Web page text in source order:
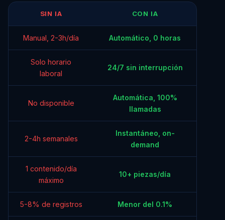
SIN IA CON IA
Manual, 2-3h/día Automático, 0 horas
Solo horario
laboral
24/7 sin interrupción
No disponible
Automática, 100%
llamadas
2-4h semanales
Instantáneo, on-
demand
1 contenido/día
máximo
10+ piezas/día
5-8% de registros Menor del 0.1%